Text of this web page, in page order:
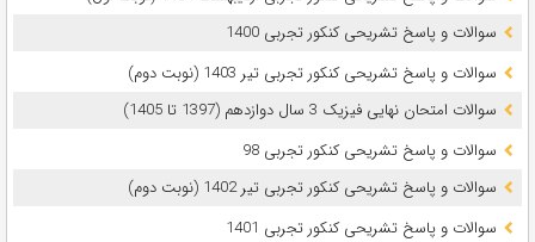
سوالات و پاسخ تشریحی کنکور تجربی 1400
سوالات و پاسخ تشریحی کنکور تجربی تیر 1403 (نوبت دوم)
سوالات امتحان نهایی فیزیک 3 سال دوازدهم (1397 تا 1405)
سوالات و پاسخ تشریحی کنکور تجربی 98
سوالات و پاسخ تشریحی کنکور تجربی تیر 1402 (نوبت دوم)
سوالات و پاسخ تشریحی کنکور تجربی 1401